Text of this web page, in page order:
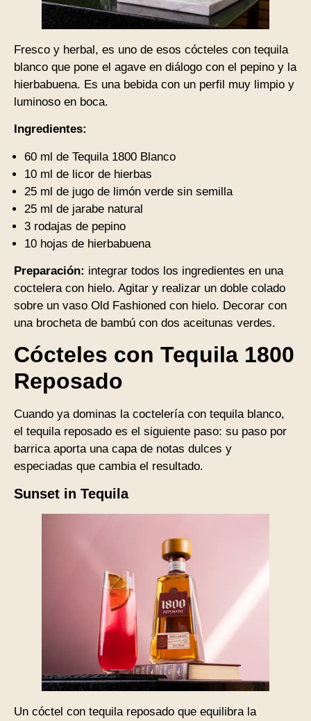
Fresco y herbal, es uno de esos cócteles con tequila
blanco que pone el agave en diálogo con el pepino y la
hierbabuena. Es una bebida con un perfil muy limpio y
luminoso en boca.
Ingredientes:
60 ml de Tequila 1800 Blanco
10 ml de licor de hierbas
25 ml de jugo de limón verde sin semilla
25 ml de jarabe natural
3 rodajas de pepino
10 hojas de hierbabuena
Preparación: integrar todos los ingredientes en una
coctelera con hielo. Agitar y realizar un doble colado
sobre un vaso Old Fashioned con hielo. Decorar con
una brocheta de bambú con dos aceitunas verdes.
Cócteles con Tequila 1800
Reposado
Cuando ya dominas la coctelería con tequila blanco,
el tequila reposado es el siguiente paso: su paso por
barrica aporta una capa de notas dulces y
especiadas que cambia el resultado.
Sunset in Tequila
Un cóctel con tequila reposado que equilibra la